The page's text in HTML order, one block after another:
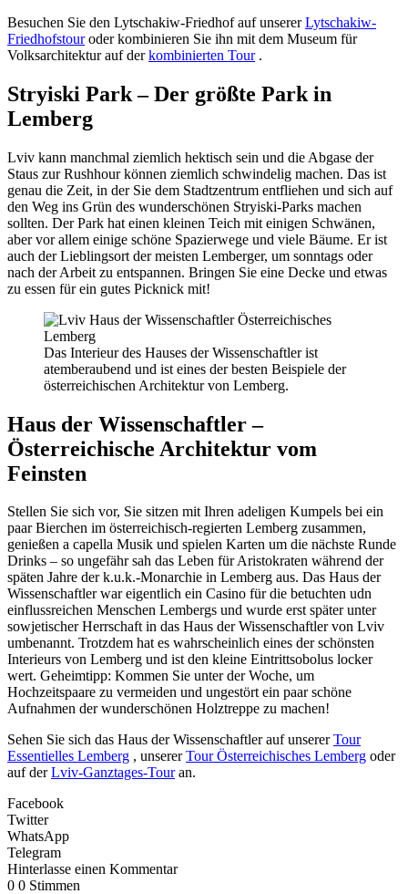
Besuchen Sie den Lytschakiw-Friedhof auf unsererLytschakiw-
Friedhofstouroder kombinieren Sie ihn mit dem Museum für
Volksarchitektur auf derkombinierten Tour.
Stryiski Park – Der größte Park in
Lemberg
Lviv kann manchmal ziemlich hektisch sein und die Abgase der
Staus zur Rushhour können ziemlich schwindelig machen. Das ist
genau die Zeit, in der Sie dem Stadtzentrum entfliehen und sich auf
den Weg ins Grün des wunderschönen Stryiski-Parks machen
sollten. Der Park hat einen kleinen Teich mit einigen Schwänen,
aber vor allem einige schöne Spazierwege und viele Bäume. Er ist
auch der Lieblingsort der meisten Lemberger, um sonntags oder
nach der Arbeit zu entspannen. Bringen Sie eine Decke und etwas
zu essen für ein gutes Picknick mit!
Das Interieur des Hauses der Wissenschaftler ist
atemberaubend und ist eines der besten Beispiele der
österreichischen Architektur von Lemberg.
Haus der Wissenschaftler –
Österreichische Architektur vom
Feinsten
Stellen Sie sich vor, Sie sitzen mit Ihren adeligen Kumpels bei ein
paar Bierchen im österreichisch-regierten Lemberg zusammen,
genießen a capella Musik und spielen Karten um die nächste Runde
Drinks – so ungefähr sah das Leben für Aristokraten während der
späten Jahre der k.u.k.-Monarchie in Lemberg aus. Das Haus der
Wissenschaftler war eigentlich ein Casino für die betuchten udn
einflussreichen Menschen Lembergs und wurde erst später unter
sowjetischer Herrschaft in das Haus der Wissenschaftler von Lviv
umbenannt. Trotzdem hat es wahrscheinlich eines der schönsten
Interieurs von Lemberg und ist den kleine Eintrittsobolus locker
wert. Geheimtipp: Kommen Sie unter der Woche, um
Hochzeitspaare zu vermeiden und ungestört ein paar schöne
Aufnahmen der wunderschönen Holztreppe zu machen!
Sehen Sie sich das Haus der Wissenschaftler auf unsererTour
Essentielles Lemberg , unsererTour Österreichisches Lemberg oder
auf derLviv-Ganztages-Touran.
Facebook
Twitter
WhatsApp
Telegram
Hinterlasse einen Kommentar
0 0 Stimmen